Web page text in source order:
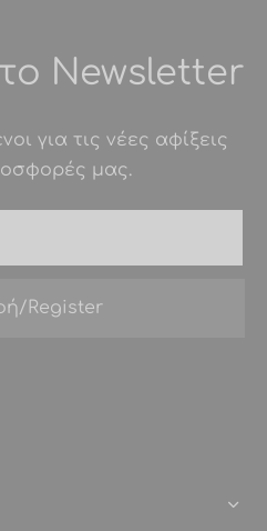
Newsletter
για τις νέες αφίξεις
μας.